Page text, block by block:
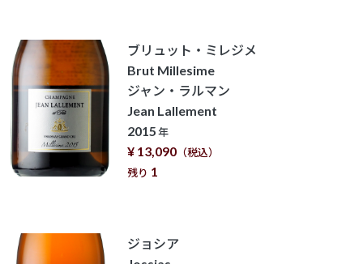
ブリュット・ミレジメ
Brut Millesime
ジャン・ラルマン
Jean Lallement
2015年
¥ 13,090 （税込）
残り 1
ジョシア